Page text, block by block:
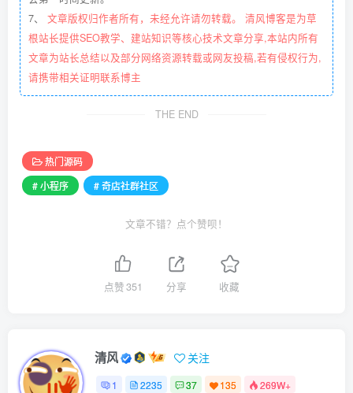
7、 文章版权归作者所有，未经允许请勿转载。 清风博客是为草
根站长提供SEO教学、建站知识等核心技术文章分享,本站内所有
文章为站长总结以及部分网络资源转载或网友投稿,若有侵权行为,
请携带相关证明联系博主
THE END
热门源码
# 小程序
# 奇店社群社区
文章不错？点个赞呗！
点赞351 分享 收藏
清风 关注
1 2235 37 135 269W+